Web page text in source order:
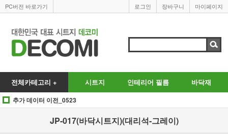
PC버전 바로가기 마이페이지
장바구니
로그인
전체카테고리 + 시트지 인테리어 필름 바닥재
추가 데이터 이전_0523
JP-017(바닥시트지)(대리석-그레이)